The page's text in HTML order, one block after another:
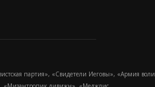
партия», «Свидетели Иеговы», «Армия воли